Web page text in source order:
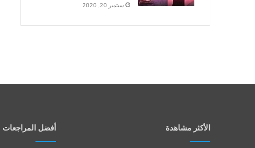
سبتمبر 20, 2020
الأكثر مشاهدة أفضل المراجعات